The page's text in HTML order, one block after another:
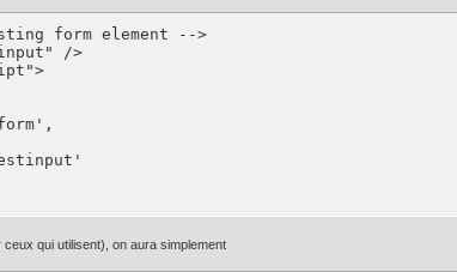
form element -->
/>
qui utilisent), on aura simplement